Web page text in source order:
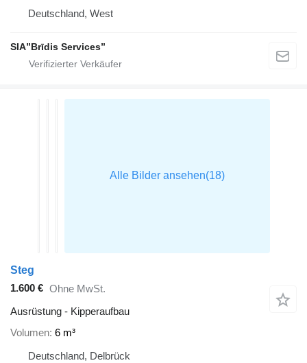
Deutschland, West
SIA”Brīdis Services”
Steg
1.600 € Ohne MwSt.
Ausrüstung - Kipperaufbau
Volumen 6 m³
Deutschland, Delbrück